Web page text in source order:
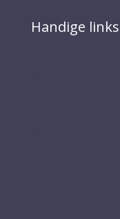
Handige links